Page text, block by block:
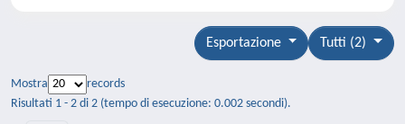
Tutti (2)
Esportazione
Mostra
records
Risultati 1 - 2 di 2 (tempo di esecuzione: 0.002 secondi).